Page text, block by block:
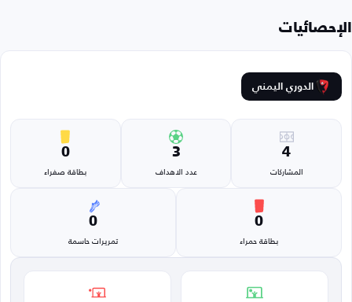
الإحصائيات
الدوري اليمني
4
المشاركات
3
عدد الاهداف
0
بطاقة صفراء
0
بطاقة حمراء
0
تمريرات حاسمة